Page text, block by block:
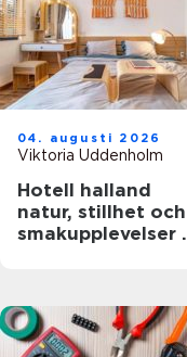
04. augusti 2026
Viktoria Uddenholm
Hotell halland
natur, stillhet och
smakupplevelser i